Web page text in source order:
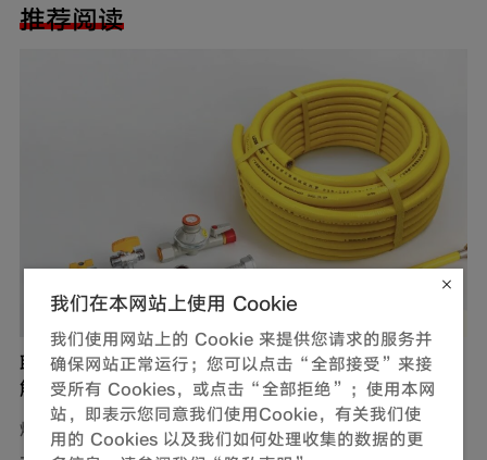
推荐阅读
联塑燃气用不锈钢波纹软管，完善家装定制化管道
解决方案
燃气，作为现代生活中不可或缺的能源，满足了我们对热
我们在本网站上使用 Cookie
我们使用网站上的 Cookie 来提供您请求的服务并
确保网站正常运行；您可以点击“全部接受”来接
受所有 Cookies，或点击“全部拒绝”；使用本网
站，即表示您同意我们使用Cookie，有关我们使
用的 Cookies 以及我们如何处理收集的数据的更